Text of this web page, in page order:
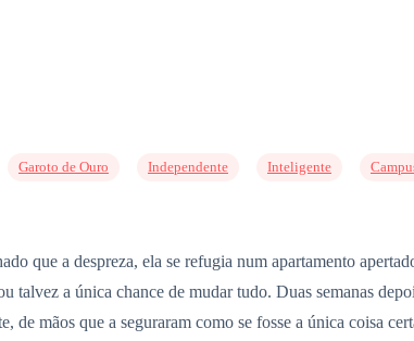
Garoto de Ouro Independente Inteligente
que a despreza, ela se refugia num apartamento
a única chance de mudar tudo. Duas semanas
de mãos que a seguraram como se fosse a única coisa